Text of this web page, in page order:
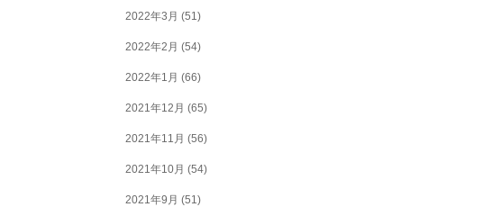
2022年3月 (51)
2022年2月 (54)
2022年1月 (66)
2021年12月 (65)
2021年11月 (56)
2021年10月 (54)
2021年9月 (51)